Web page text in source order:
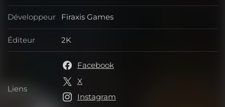
Développeur
Développeur
Firaxis Games
Éditeur Éditeur
2K
Liens Liens
Facebook
X
Instagram